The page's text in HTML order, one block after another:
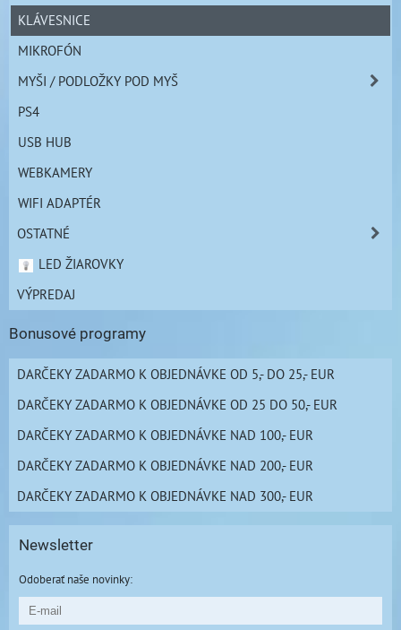
KLÁVESNICE
MIKROFÓN
MYŠI / PODLOŽKY POD MYŠ
PS4
USB HUB
WEBKAMERY
WIFI ADAPTÉR
OSTATNÉ
LED ŽIAROVKY
VÝPREDAJ
Bonusové programy
DARČEKY ZADARMO K OBJEDNÁVKE OD 5,- DO 25,- EUR
DARČEKY ZADARMO K OBJEDNÁVKE OD 25 DO 50,- EUR
DARČEKY ZADARMO K OBJEDNÁVKE NAD 100,- EUR
DARČEKY ZADARMO K OBJEDNÁVKE NAD 200,- EUR
DARČEKY ZADARMO K OBJEDNÁVKE NAD 300,- EUR
Newsletter
Odoberať naše novinky: